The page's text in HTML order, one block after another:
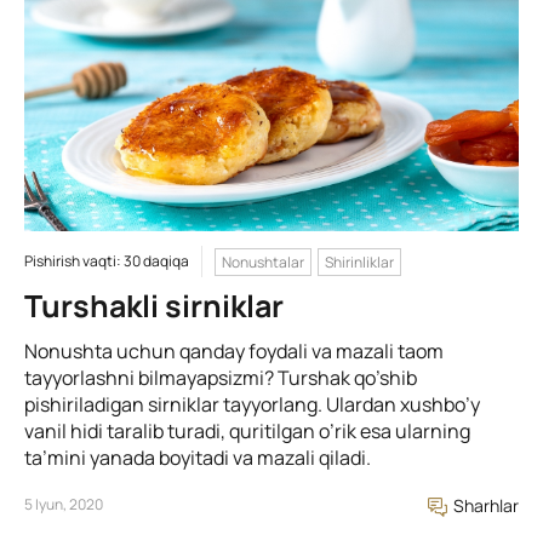
Pishirish vaqti: 30 daqiqa Nonushtalar Shirinliklar
Turshakli sirniklar
Nonushta uchun qanday foydali va mazali taom
tayyorlashni bilmayapsizmi? Turshak qo’shib
pishiriladigan sirniklar tayyorlang. Ulardan xushbo’y
vanil hidi taralib turadi, quritilgan o’rik esa ularning
ta’mini yanada boyitadi va mazali qiladi.
5 Iyun, 2020 Sharhlar